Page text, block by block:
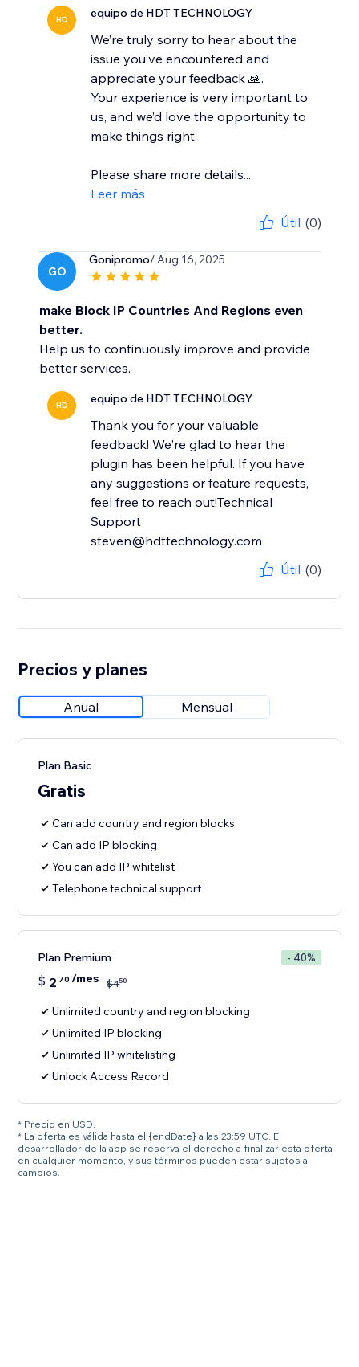
HD equipo de HDT TECHNOLOGY
We’re truly sorry to hear about the
issue you’ve encountered and
appreciate your feedback 🙏.
Your experience is very important to
us, and we’d love the opportunity to
make things right.
Please share more details...
Leer más
Útil (0)
GO
Gonipromo/ Aug 16, 2025
make Block IP Countries And Regions even
better.
Help us to continuously improve and provide
better services.
HD equipo de HDT TECHNOLOGY
Thank you for your valuable
feedback! We're glad to hear the
plugin has been helpful. If you have
any suggestions or feature requests,
feel free to reach out!Technical
Support
steven@hdttechnology.com
Útil (0)
Precios y planes
Anual Mensual
Plan Basic
Gratis
Can add country and region blocks
Can add IP blocking
You can add IP whitelist
Telephone technical support
Plan Premium - 40%
$ 2 70 /mes $450
Unlimited country and region blocking
Unlimited IP blocking
Unlimited IP whitelisting
Unlock Access Record
* Precio en USD.
* La oferta es válida hasta el {endDate} a las 23:59 UTC. El
desarrollador de la app se reserva el derecho a finalizar esta oferta
en cualquier momento, y sus términos pueden estar sujetos a
cambios.